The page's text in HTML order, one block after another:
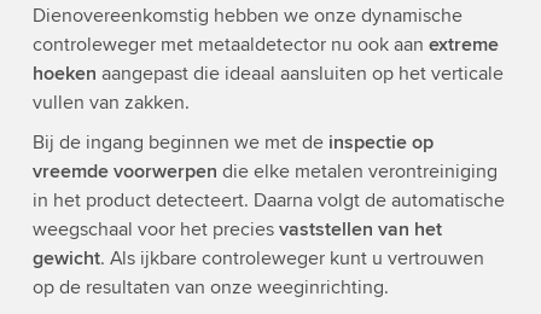
Dienovereenkomstig hebben we onze dynamische
controleweger met metaaldetector nu ook aan extreme
hoeken aangepast die ideaal aansluiten op het verticale
vullen van zakken.
Bij de ingang beginnen we met de inspectie op
vreemde voorwerpen die elke metalen verontreiniging
in het product detecteert. Daarna volgt de automatische
weegschaal voor het precies vaststellen van het
gewicht. Als ijkbare controleweger kunt u vertrouwen
op de resultaten van onze weeginrichting.